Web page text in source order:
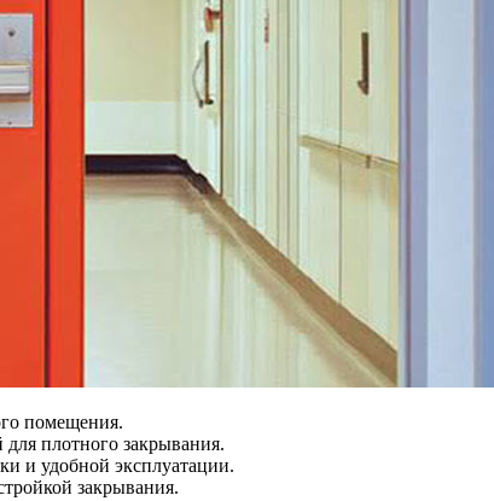
помещения.
плотного закрывания.
и удобной эксплуатации.
закрывания.